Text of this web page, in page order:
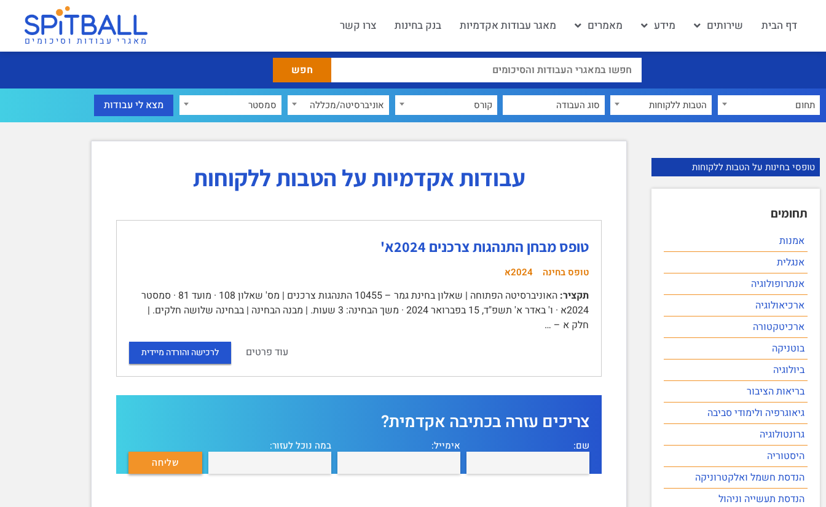
דף הבית שירותים מידע מאמרים מאגר עבודות אקדמיות בנק בחינות צרו קשר
מאגרי עבודות וסיכומים
תחום הטבות ללקוחות קורס אוניברסיטה/מכללה סמסטר
טופסי בחינות על הטבות ללקוחות
תחומים
אמנות
אנגלית
אנתרופולוגיה
ארכיאולוגיה
ארכיטקטורה
בוטניקה
ביולוגיה
בריאות הציבור
גיאוגרפיה ולימודי סביבה
גרונטולוגיה
היסטוריה
הנדסת חשמל ואלקטרוניקה
הנדסת תעשייה וניהול
עבודות אקדמיות על הטבות ללקוחות
טופס מבחן התנהגות צרכנים 2024א'
טופס בחינה 2024א
תקציר:
האוניברסיטה הפתוחה | שאלון בחינת גמר – 10455 התנהגות צרכנים | מס' שאלון 108 · מועד 81 · סמסטר
2024א · ו' באדר א' תשפ"ד, 15 בפברואר 2024 · משך הבחינה: 3 שעות. | מבנה הבחינה | בבחינה שלושה חלקים. |
חלק א – …
עוד פרטים
לרכישה והורדה מיידית
צריכים עזרה בכתיבה אקדמית?
שם: אימייל: במה נוכל לעזור: